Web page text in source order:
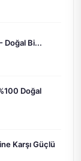
Doğal Bi...
Doğal
Karşı Güçlü